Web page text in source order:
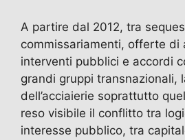
A partire dal 2012, tra
commissariamenti, offerte di
interventi pubblici e accordi
grandi gruppi transnazionali,
dell’acciaierie soprattutto
reso visibile il conflitto tra
interesse pubblico, tra